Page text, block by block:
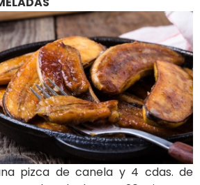
pizca de canela y 4 cdas. de